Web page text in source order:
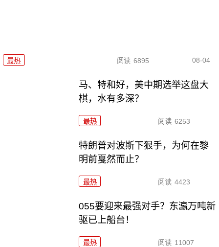
最热 阅读 6895 08-04
马、特和好，美中期选举这盘大
棋，水有多深？
最热 阅读 6253
特朗普对波斯下狠手，为何在黎
明前戛然而止？
最热 阅读 4423
055要迎来最强对手？东瀛万吨新
驱已上船台！
最热 阅读 11007